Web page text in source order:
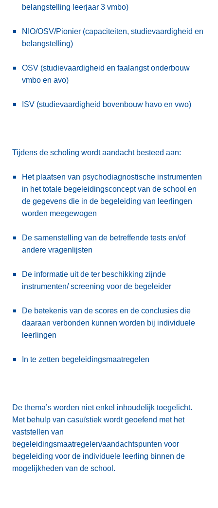
belangstelling leerjaar 3 vmbo)
NIO/OSV/Pionier (capaciteiten, studievaardigheid en
belangstelling)
OSV (studievaardigheid en faalangst onderbouw
vmbo en avo)
ISV (studievaardigheid bovenbouw havo en vwo)
Tijdens de scholing wordt aandacht besteed aan:
Het plaatsen van psychodiagnostische instrumenten
in het totale begeleidingsconcept van de school en
de gegevens die in de begeleiding van leerlingen
worden meegewogen
De samenstelling van de betreffende tests en/of
andere vragenlijsten
De informatie uit de ter beschikking zijnde
instrumenten/ screening voor de begeleider
De betekenis van de scores en de conclusies die
daaraan verbonden kunnen worden bij individuele
leerlingen
In te zetten begeleidingsmaatregelen
De thema’s worden niet enkel inhoudelijk toegelicht.
Met behulp van casuïstiek wordt geoefend met het
vaststellen van
begeleidingsmaatregelen/aandachtspunten voor
begeleiding voor de individuele leerling binnen de
mogelijkheden van de school.